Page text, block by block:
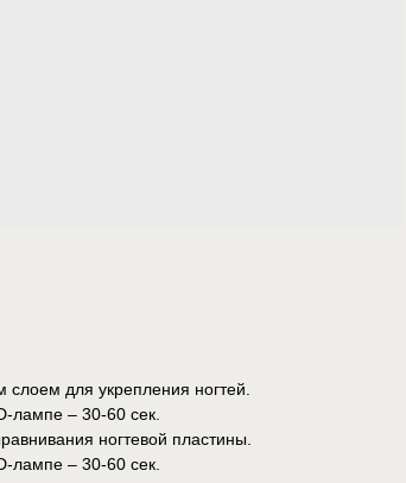
для укрепления ногтей.
лампе – 30-60 сек.
ногтевой пластины.
лампе – 30-60 сек.